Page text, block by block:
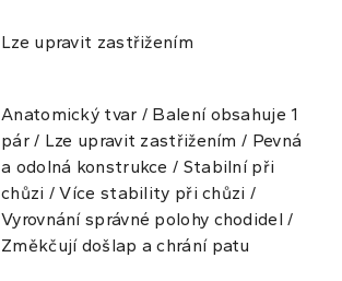
Lze upravit zastřižením
Anatomický tvar / Balení obsahuje 1
pár / Lze upravit zastřižením / Pevná
a odolná konstrukce / Stabilní při
chůzi / Více stability při chůzi /
Vyrovnání správné polohy chodidel /
Změkčují došlap a chrání patu